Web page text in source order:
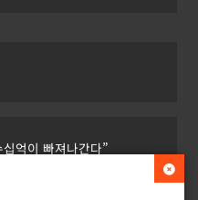
억이 빠져나간다”
스 조항 삭제 촉구